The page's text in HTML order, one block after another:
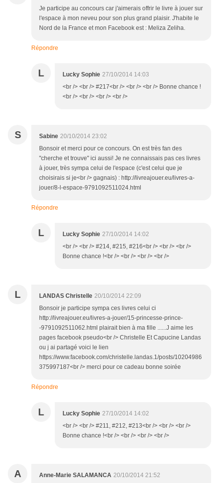
Je participe au concours car j'aimerais offrir le livre à jouer sur
l'espace à mon neveu pour son plus grand plaisir. J'habite le
Nord de la France et mon Facebook est : Meliza Zeliha.
Répondre
L Lucky Sophie 27/10/2014 14:03
<br /> <br /> #217<br /> <br /> <br /> Bonne chance !
<br /> <br /> <br /> <br />
S Sabine 20/10/2014 23:02
Bonsoir et merci pour ce concours. On est très fan des
"cherche et trouve" ici aussi! Je ne connaissais pas ces livres
à jouer, très sympa celui de l'espace (c'est celui que je
choisirais si je<br /> gagnais) : http://livreajouer.eu/livres-a-
jouer/8-l-espace-9791092511024.html
Répondre
L Lucky Sophie 27/10/2014 14:02
<br /> <br /> #214, #215, #216<br /> <br /> <br />
Bonne chance !<br /> <br /> <br /> <br />
L LANDAS Christelle 20/10/2014 22:09
Bonsoir je participe sympa ces livres celui ci
http://livreajouer.eu/livres-a-jouer/15-princesse-prince-
-9791092511062.html plairait bien à ma fille ......J aime les
pages facebook pseudo<br /> Christelle Et Capucine Landas
ou j ai partagé voici le lien
https://www.facebook.com/christelle.landas.1/posts/10204986
375997187<br /> merci pour ce cadeau bonne soirée
Répondre
L Lucky Sophie 27/10/2014 14:02
<br /> <br /> #211, #212, #213<br /> <br /> <br />
Bonne chance !<br /> <br /> <br /> <br />
A Anne-Marie SALAMANCA 20/10/2014 21:52